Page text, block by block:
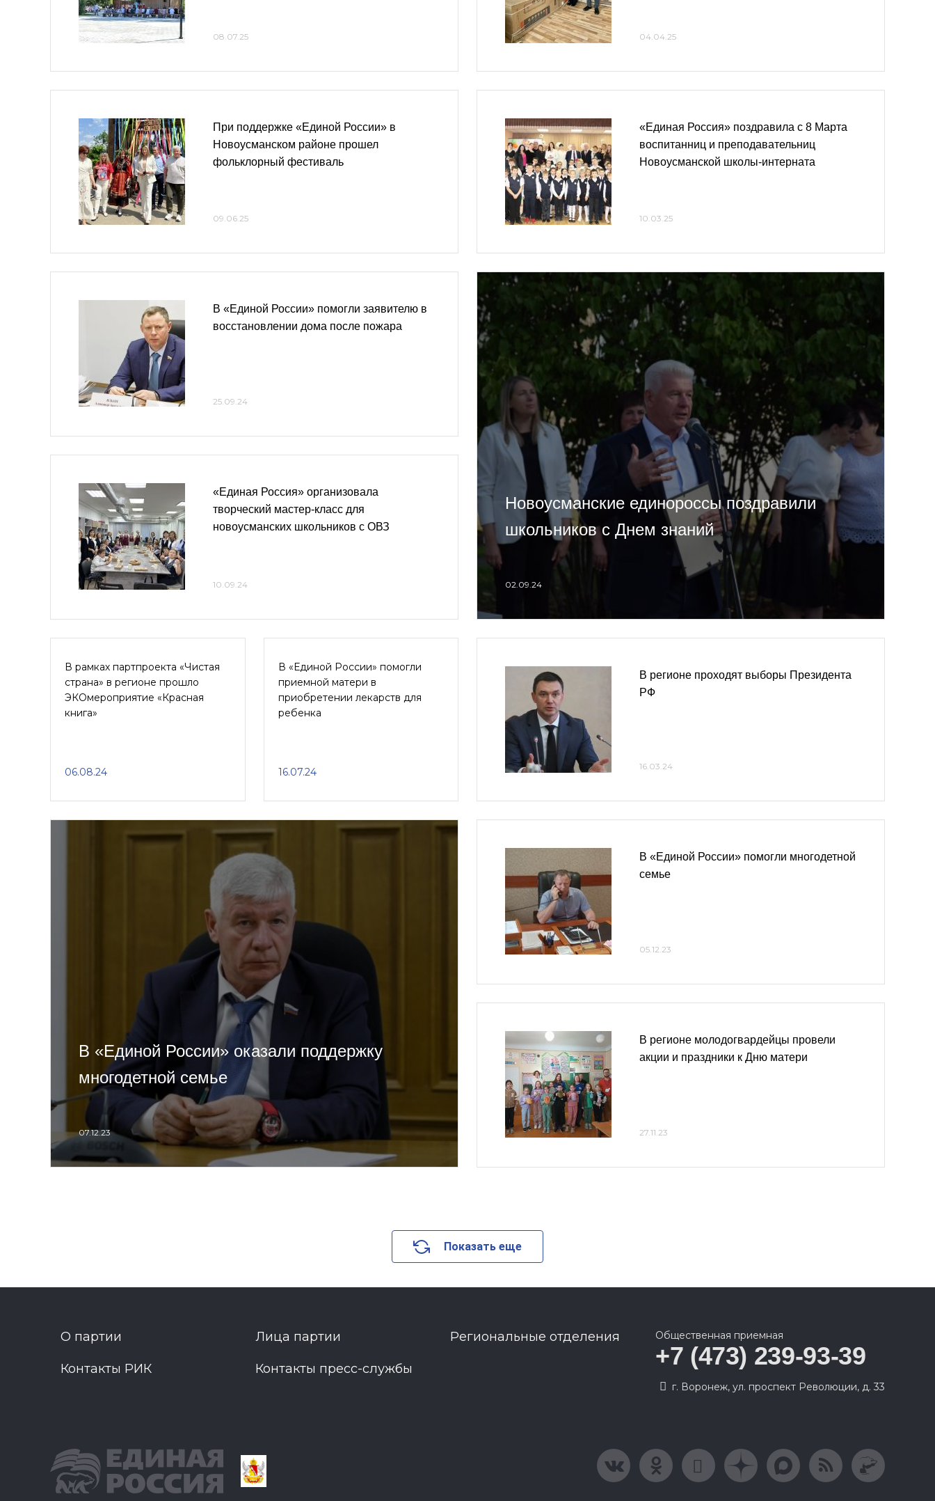
08.07.25
При поддержке «Единой России» в
Новоусманском районе прошел
фольклорный фестиваль
09.06.25
04.04.25
«Единая Россия» поздравила с 8 Марта
воспитанниц и преподавательниц
Новоусманской школы-интерната
10.03.25
В «Единой России» помогли заявителю в
восстановлении дома после пожара
25.09.24
«Единая Россия» организовала
творческий мастер-класс для
новоусманских школьников с ОВЗ
10.09.24
Новоусманские единороссы поздравили
школьников с Днем знаний
02.09.24
В рамках партпроекта «Чистая
страна» в регионе прошло
ЭКОмероприятие «Красная
книга»
06.08.24
В «Единой России» помогли
приемной матери в
приобретении лекарств для
ребенка
16.07.24
В регионе проходят выборы Президента
РФ
16.03.24
В «Единой России» оказали поддержку
многодетной семье
07.12.23
В «Единой России» помогли многодетной
семье
05.12.23
В регионе молодогвардейцы провели
акции и праздники к Дню матери
27.11.23
Показать еще
О партии Лица партии Региональные отделения
Контакты РИК Контакты пресс-службы
Общественная приемная
+7 (473) 239-93-39
г. Воронеж, ул. проспект Революции, д. 33